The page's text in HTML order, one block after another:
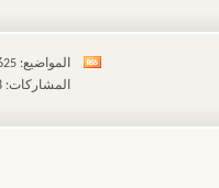
مشاهدة
هذا
المواضيع: 29,625
المشاركات: 77,638